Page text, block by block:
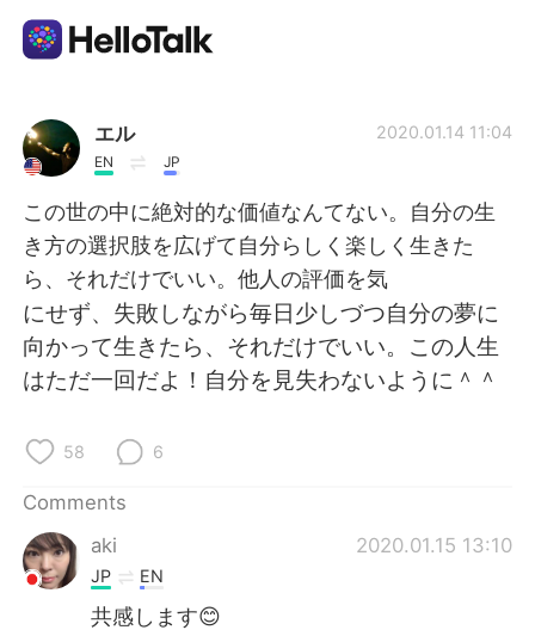
Language Exchange App
AI Grammar Checker
English
简体中文 繁體中文
日本語
Русский
エル
EN JP
2020.01.14 11:04
この世の中に絶対的な価値なんてない。自分の生
き方の選択肢を広げて自分らしく楽しく生きた
ら、それだけでいい。他人の評価を気
にせず、失敗しながら毎日少しづつ自分の夢に
向かって生きたら、それだけでいい。この人生
はただ一回だよ！自分を見失わないように＾＾
58 6
Comments
aki
2020.01.15 13:10
JP EN
共感します😊